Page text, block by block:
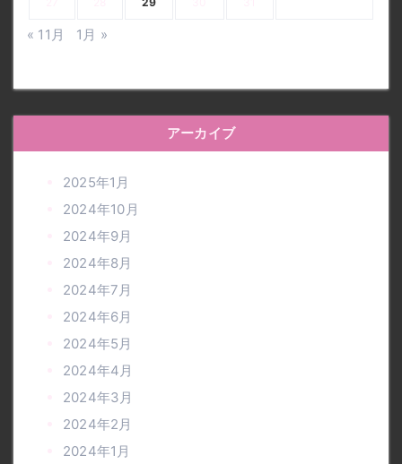
« 11月 1月 »
アーカイブ
2025年1月
2024年10月
2024年9月
2024年8月
2024年7月
2024年6月
2024年5月
2024年4月
2024年3月
2024年2月
2024年1月